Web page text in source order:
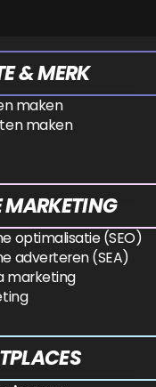
& MERK
maken
maken
MARKETING
optimalisatie (SEO)
adverteren (SEA)
marketing